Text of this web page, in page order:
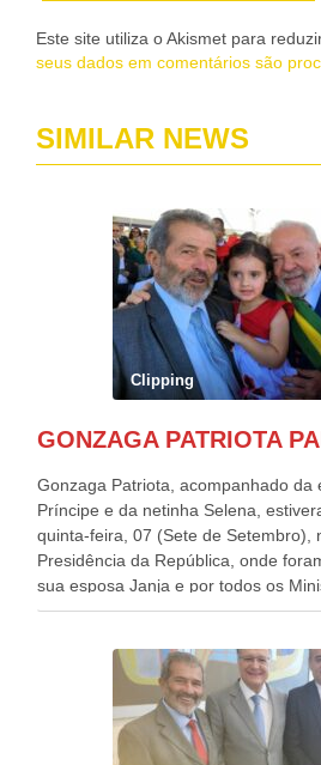
Este site utiliza o Akismet para
seus dados em comentários são
SIMILAR NEWS
Clipping
Gonzaga Patriota, acompanhado da
Príncipe e da netinha Selena,
quinta-feira, 07 (Sete de Setembro),
Presidência da República, onde
sua esposa Janja e por todos os
estavam presentes, nos Desfiles da
outros desfiles, na Esplanada dos
o deste ano, o maior e o mais
quatro décadas, como Patriota até
anualmente dos desfiles de Sete de